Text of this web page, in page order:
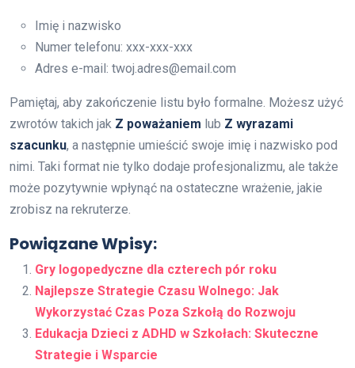
Imię i nazwisko
Numer telefonu: xxx-xxx-xxx
Adres e-mail: twoj.adres@email.com
Pamiętaj, aby zakończenie listu było formalne. Możesz użyć
zwrotów takich jak Z poważaniem lub Z wyrazami
szacunku, a następnie umieścić swoje imię i nazwisko pod
nimi. Taki format nie tylko dodaje profesjonalizmu, ale także
może pozytywnie wpłynąć na ostateczne wrażenie, jakie
zrobisz na rekruterze.
Powiązane Wpisy:
Gry logopedyczne dla czterech pór roku
Najlepsze Strategie Czasu Wolnego: Jak
Wykorzystać Czas Poza Szkołą do Rozwoju
Edukacja Dzieci z ADHD w Szkołach: Skuteczne
Strategie i Wsparcie